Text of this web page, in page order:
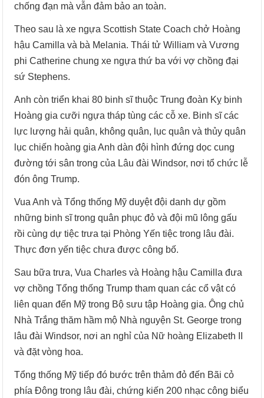
chống đạn mà vẫn đảm bảo an toàn.
Theo sau là xe ngựa Scottish State Coach chở Hoàng
hậu Camilla và bà Melania. Thái tử William và Vương
phi Catherine chung xe ngựa thứ ba với vợ chồng đại
sứ Stephens.
Anh còn triển khai 80 binh sĩ thuộc Trung đoàn Kỵ binh
Hoàng gia cưỡi ngựa tháp tùng các cỗ xe. Binh sĩ các
lực lượng hải quân, không quân, lục quân và thủy quân
lục chiến hoàng gia Anh dàn đội hình đứng dọc cung
đường tới sân trong của Lâu đài Windsor, nơi tổ chức lễ
đón ông Trump.
Vua Anh và Tổng thống Mỹ duyệt đội danh dự gồm
những binh sĩ trong quân phục đỏ và đội mũ lông gấu
rồi cùng dự tiệc trưa tại Phòng Yến tiệc trong lâu đài.
Thực đơn yến tiệc chưa được công bố.
Sau bữa trưa, Vua Charles và Hoàng hậu Camilla đưa
vợ chồng Tổng thống Trump tham quan các cổ vật có
liên quan đến Mỹ trong Bộ sưu tập Hoàng gia. Ông chủ
Nhà Trắng thăm hầm mộ Nhà nguyện St. George trong
lâu đài Windsor, nơi an nghỉ của Nữ hoàng Elizabeth II
và đặt vòng hoa.
Tổng thống Mỹ tiếp đó bước trên thảm đỏ đến Bãi cỏ
phía Đông trong lâu đài, chứng kiến 200 nhạc công biểu